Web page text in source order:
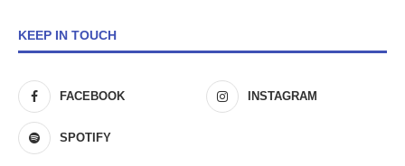
KEEP IN TOUCH
FACEBOOK INSTAGRAM
SPOTIFY